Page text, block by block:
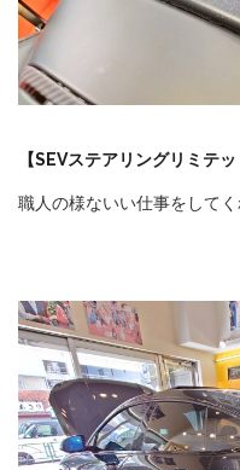
【SEVステアリングリミテッ
職人の様ないい仕事をして